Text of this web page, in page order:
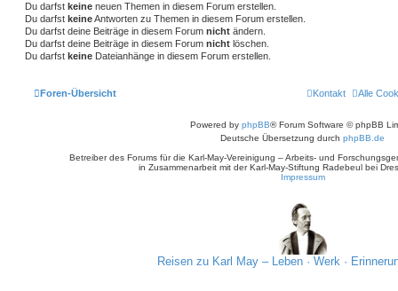
Du darfst keine neuen Themen in diesem Forum erstellen.
Du darfst keineAntworten zu Themen in diesem Forum erstellen.
Du darfst deine Beiträge in diesem Forum nicht ändern.
Du darfst deine Beiträge in diesem Forum nicht löschen.
Du darfst keine Dateianhänge in diesem Forum erstellen.
Foren-Übersicht Alle
Kontakt
Powered by phpBB® Forum Software © phpBB
Deutsche Übersetzung durch phpBB.de
Betreiber des Forums für die Karl-May-Vereinigung – Arbeits- und
in Zusammenarbeit mit der Karl-May-Stiftung Radebeul bei
Impressum
Reisen zu Karl May – Leben · Werk ·